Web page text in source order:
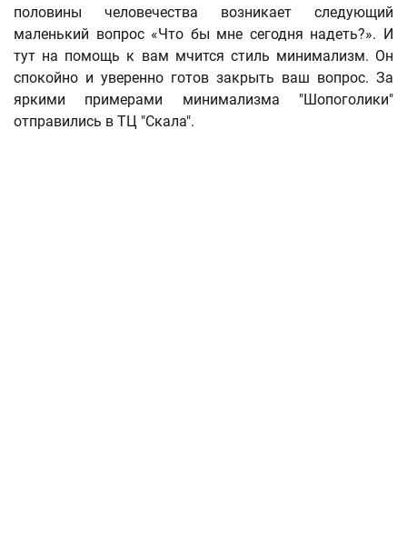
половины человечества возникает следующий
маленький вопрос «Что бы мне сегодня надеть?». И
тут на помощь к вам мчится стиль минимализм. Он
спокойно и уверенно готов закрыть ваш вопрос. За
яркими примерами минимализма "Шопоголики"
отправились в ТЦ "Скала".